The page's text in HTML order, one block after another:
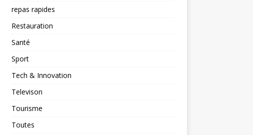
repas rapides
Restauration
Santé
Sport
Tech & Innovation
Televison
Tourisme
Toutes